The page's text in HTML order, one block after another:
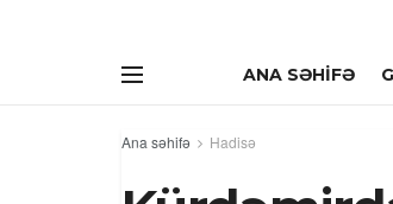
ANA SƏHIFƏ
Ana səhifə Hadisə